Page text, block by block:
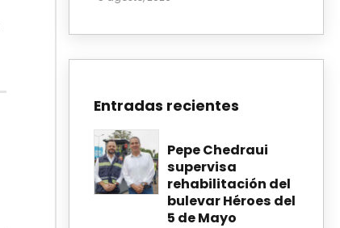
Entradas recientes
Pepe Chedraui
supervisa
rehabilitación del
bulevar Héroes del
5 de Mayo